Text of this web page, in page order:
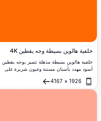
خلفية هالوين بسيطة وجه يقطين 4K
خلفية هالوين بسيطة مذهلة تتميز بوجه يقطين
أسود مهدد بأسنان مسننة وعيون شريرة على
مخيف مع عناصر تصميم نظيفة وبسيطة بجودة
عالية الدقة.
1926
×
4167
فتح